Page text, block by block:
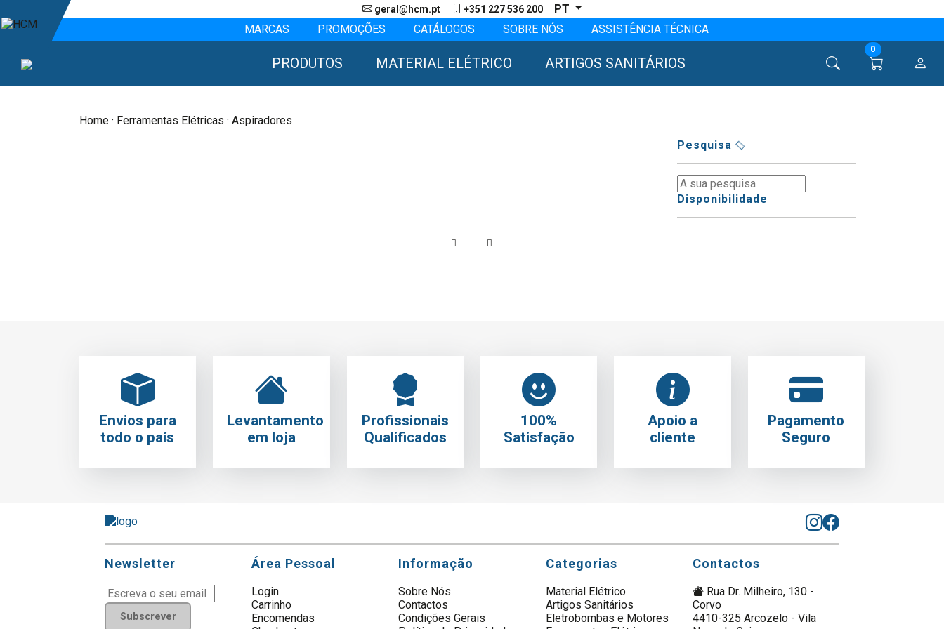
geral@hcm.pt +351 227 536 200
PT
MARCAS
PROMOÇÕES CATÁLOGOS SOBRE NÓS ASSISTÊNCIA TÉCNICA
PRODUTOS MATERIAL ELÉTRICO ARTIGOS SANITÁRIOS
0
Home· Ferramentas Elétricas · Aspiradores
Pesquisa
Disponibilidade
Envios para
todo o país
Levantamento
em loja
Profissionais
Qualificados
100%
Satisfação
Apoio a
cliente
Pagamento
Seguro
Newsletter
Subscrever
Área Pessoal
Login
Carrinho
Encomendas
Informação
Sobre Nós
Contactos
Condições Gerais
Categorias
Material Elétrico
Artigos Sanitários
Eletrobombas e Motores
Contactos
Rua Dr. Milheiro, 130 -
Corvo
4410-325 Arcozelo - Vila